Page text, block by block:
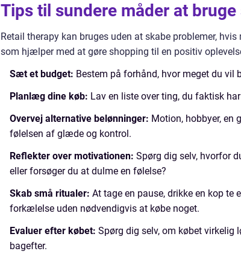
Tips til sundere måder at
Retail therapy kan bruges uden at skabe problemer,
som hjælper med at gøre shopping til en positiv
Sæt et budget: Bestem på forhånd, hvor meget du vil
Planlæg dine køb: Lav en liste over ting, du faktisk
Overvej alternative belønninger: Motion, hobbyer, en
følelsen af glæde og kontrol.
Reflekter over motivationen: Spørg dig selv, hvorfor
eller forsøger du at dulme en følelse?
Skab små ritualer: At tage en pause, drikke en kop
forkælelse uden nødvendigvis at købe noget.
Evaluer efter købet: Spørg dig selv, om købet virkelig
bagefter.